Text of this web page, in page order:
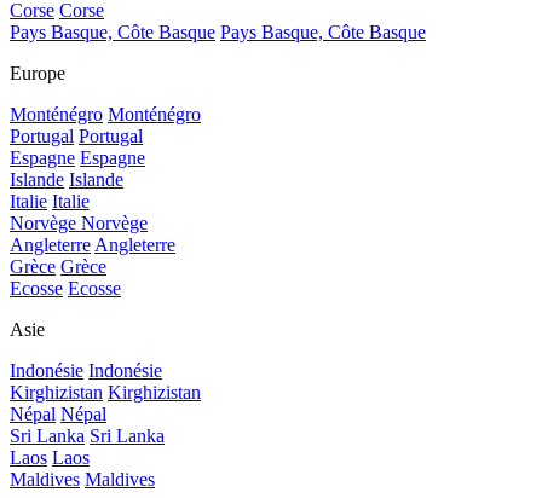
Corse Corse
Pays Basque, Côte Basque Pays Basque, Côte Basque
Europe
Monténégro Monténégro
Portugal Portugal
Espagne Espagne
Islande Islande
Italie Italie
Norvège Norvège
AngleterreAngleterre
Grèce Grèce
Ecosse Ecosse
Asie
Indonésie Indonésie
Kirghizistan Kirghizistan
Népal Népal
Sri Lanka Sri Lanka
Laos Laos
Maldives Maldives